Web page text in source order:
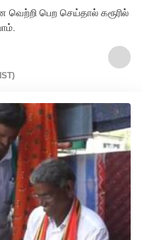
வெற்றி பெற செய்தால் கரூரில்